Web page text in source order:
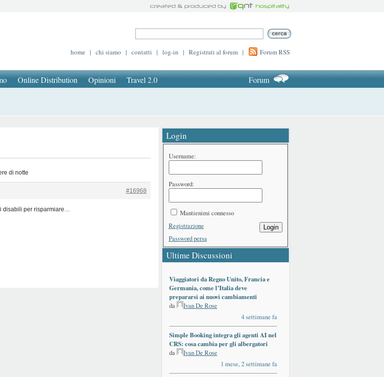
home | chi siamo | contatti | log-in | Registrati al forum | Forum RSS
Online Distribution Opinioni Travel 2.0 Forum
di notte
#16968
i disabili per risparmiare…
Login
Username:
Password:
Mantienimi connesso
Login
Registrazione
Password persa
Ultime Discussioni
Viaggiatori da Regno Unito, Francia e
Germania, come l’Italia deve
prepararsi ai nuovi cambiamenti
da
Ivan De Rose
4 settimane fa
Simple Booking integra gli agenti AI nel
CRS: cosa cambia per gli albergatori
da
Ivan De Rose
1 mese, 2 settimane fa